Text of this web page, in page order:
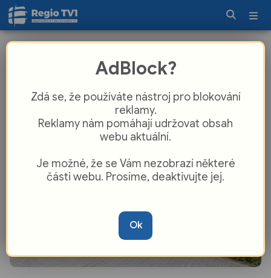
Nabídne 17 bytů i dětskou skupinu
AdBlock?
Zdá se, že používáte nástroj pro blokování
reklamy.
Reklamy nám pomáhají udržovat obsah
webu aktuální.
Je možné, že se Vám nezobrazí některé
části webu. Prosíme, deaktivujte jej.
Ok